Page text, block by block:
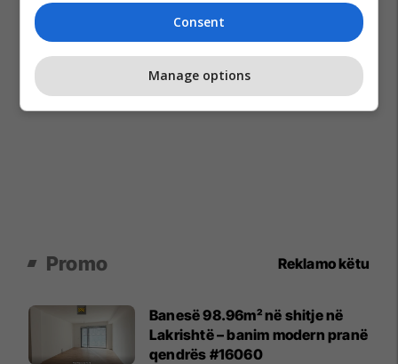
Promo Reklamo këtu
Banesë 98.96m² në shitje në
Lakrishtë – banim modern pranë
qendrës #16060
Consent
Manage options